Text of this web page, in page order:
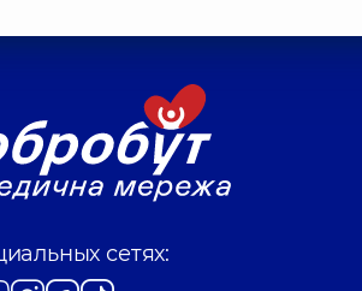
сетях: